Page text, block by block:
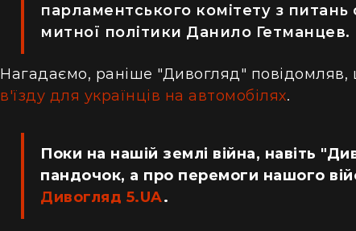
парламентського комітету з питань
митної політики Данило Гетманцев.
Нагадаємо, раніше "Дивогляд" повідомляв,
в'їзду для українців на автомобілях.
Поки на нашій землі війна, навіть
пандочок, а про перемоги нашого
Дивогляд 5.UA.